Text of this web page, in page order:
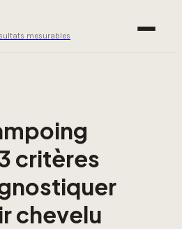
mesurables
critères
chevelu